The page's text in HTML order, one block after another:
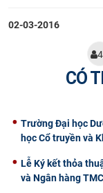
02-03-2016
CÓ
Trường Đại học
học Cổ truyền và
Lễ Ký kết thỏa
và Ngân hàng